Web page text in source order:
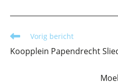
Lees
artikelen
Vorig bericht
Koopplein Papendrecht